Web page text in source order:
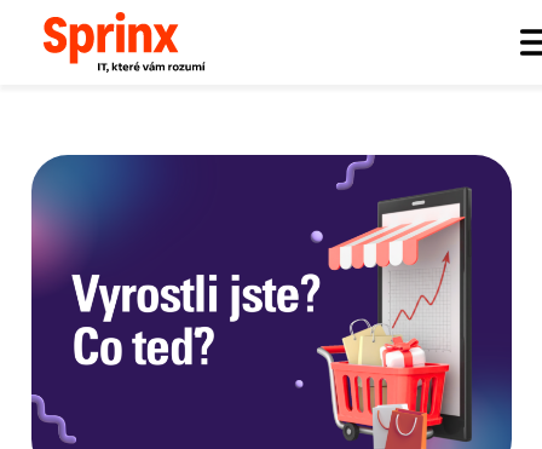
Sprinx.com
Vyrostli jste ze svého e-shopu. A jak dál?